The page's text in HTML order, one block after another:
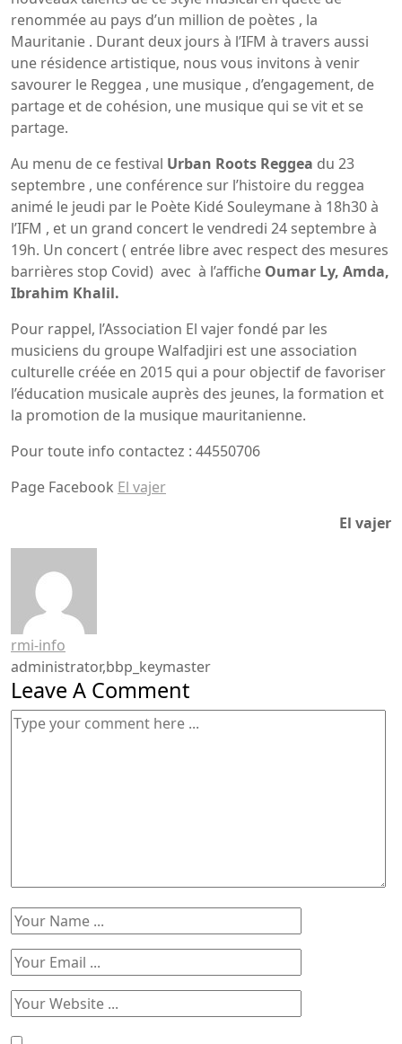
renommée au pays d’un million de poètes , la
Mauritanie . Durant deux jours à l’IFM à travers aussi
une résidence artistique, nous vous invitons à venir
savourer le Reggea , une musique , d’engagement, de
partage et de cohésion, une musique qui se vit et se
partage.
Au menu de ce festival Urban Roots Reggea du 23
septembre , une conférence sur l’histoire du reggea
animé le jeudi par le Poète Kidé Souleymane à 18h30 à
l’IFM , et un grand concert le vendredi 24 septembre à
19h. Un concert ( entrée libre avec respect des mesures
barrières stop Covid) avec à l’affiche Oumar Ly, Amda,
Ibrahim Khalil.
Pour rappel, l’Association El vajer fondé par les
musiciens du groupe Walfadjiri est une association
culturelle créée en 2015 qui a pour objectif de favoriser
l’éducation musicale auprès des jeunes, la formation et
la promotion de la musique mauritanienne.
Pour toute info contactez : 44550706
Page Facebook El vajer
El vajer
rmi-info
administrator,bbp_keymaster
Leave A Comment